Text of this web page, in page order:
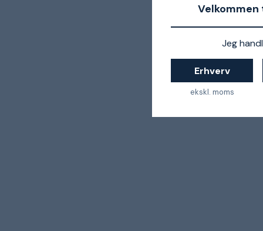
Jeg
Erhverv
ekskl. moms